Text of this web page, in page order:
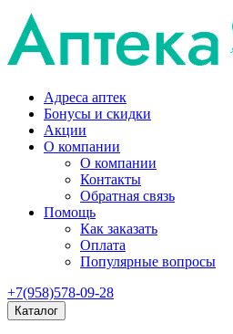
Адреса аптек
Бонусы и скидки
Акции
О компании
О компании
Контакты
Обратная связь
Помощь
Как заказать
Оплата
Популярные вопросы
+7(958)578-09-28
Каталог